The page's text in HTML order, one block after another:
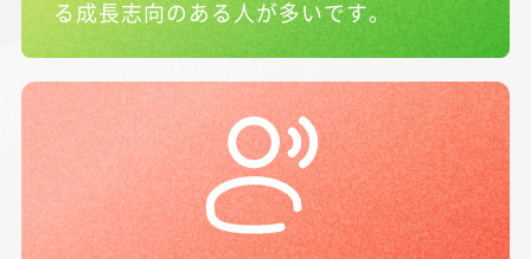
る成長志向のある人が多いです。